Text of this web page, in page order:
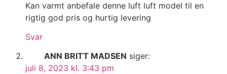
Kan varmt anbefale denne luft luft model til en
rigtig god pris og hurtig levering
Svar
ANN BRITT MADSEN siger:
juli 8, 2023 kl. 3:43 pm